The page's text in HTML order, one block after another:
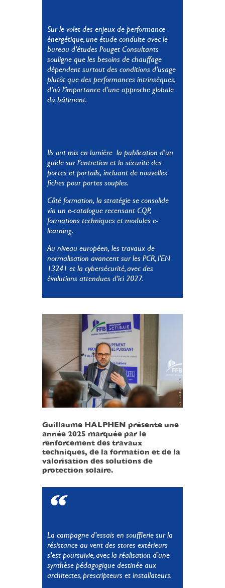
Sur le volet des enjeux de performance
énergétique, une étude conduite avec le
bureau d’études Pouget Consultants
souligne que les besoins de chauffage
dépendent surtout des conditions d’usage
plutôt que des performances intrinsèques,
d'où l’importance d’une approche globale
du bâtiment.
Ils ont mis en lumière la publication d'un
guide sur l’entretien et la sécurité des
portes et portails, incluant de nouvelles
fiches pour portes souples.
Côté formation, la stratégie se consolide
via un e-catalogue recensant CQP,
formations techniques et modules e-
learning.
Au niveau européen, les travaux de
normalisation avancent sur les PCR, l’EN
13241 et la cybersécurité, avec des
évolutions attendues d’ici 2027.
Guillaume HALPHEN présente une
année 2025 marquée par le
renforcement des travaux
techniques, de la formation et de la
valorisation des solutions de
protection solaire.
La campagne d’essais en soufflerie sur la
résistance au vent des stores extérieurs
s’est poursuivie, avec la réalisation d’une
synthèse pédagogique destinée aux
architectes, prescripteurs et installateurs.